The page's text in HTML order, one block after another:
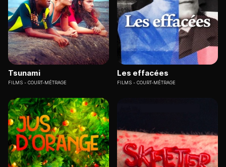
Tsunami
FILMS COURT-MÉTRAGE
Les effacées
FILMS COURT-MÉTRAGE